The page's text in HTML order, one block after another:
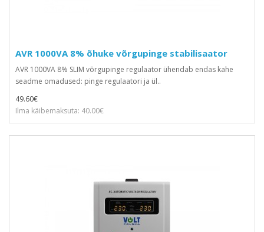
AVR 1000VA 8% õhuke võrgupinge stabilisaator
AVR 1000VA 8% SLIM võrgupinge regulaator ühendab endas kahe
seadme omadused: pinge regulaatori ja ül..
49.60€
Ilma käibemaksuta: 40.00€